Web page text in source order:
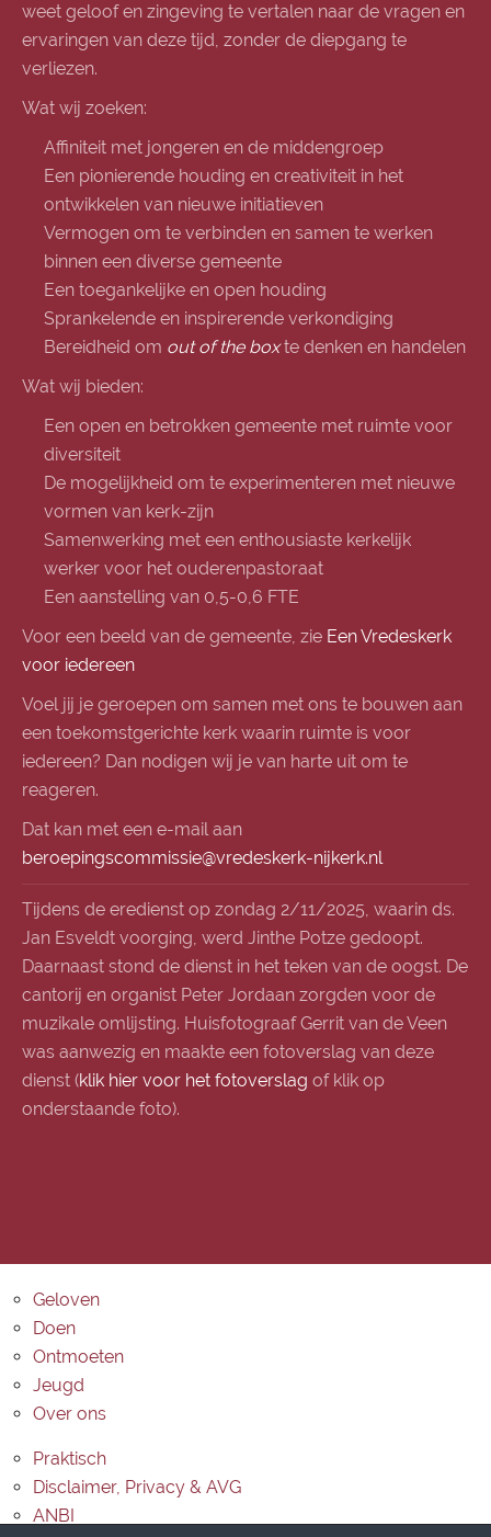
weet geloof en zingeving te vertalen naar de vragen en
ervaringen van deze tijd, zonder de diepgang te
verliezen.
Wat wij zoeken:
Affiniteit met jongeren en de middengroep
Een pionierende houding en creativiteit in het
ontwikkelen van nieuwe initiatieven
Vermogen om te verbinden en samen te werken
binnen een diverse gemeente
Een toegankelijke en open houding
Sprankelende en inspirerende verkondiging
Bereidheid om out of the boxte denken en handelen
Wat wij bieden:
Een open en betrokken gemeente met ruimte voor
diversiteit
De mogelijkheid om te experimenteren met nieuwe
vormen van kerk-zijn
Samenwerking met een enthousiaste kerkelijk
werker voor het ouderenpastoraat
Een aanstelling van 0,5-0,6 FTE
Voor een beeld van de gemeente, zie Een Vredeskerk
voor iedereen
Voel jij je geroepen om samen met ons te bouwen aan
een toekomstgerichte kerk waarin ruimte is voor
iedereen? Dan nodigen wij je van harte uit om te
reageren.
Dat kan met een e-mail aan
beroepingscommissie@vredeskerk-nijkerk.nl
Tijdens de eredienst op zondag 2/11/2025, waarin ds.
Jan Esveldt voorging, werd Jinthe Potze gedoopt.
Daarnaast stond de dienst in het teken van de oogst. De
cantorij en organist Peter Jordaan zorgden voor de
muzikale omlijsting. Huisfotograaf Gerrit van de Veen
was aanwezig en maakte een fotoverslag van deze
dienst (klik hier voor het fotoverslag of klik op
onderstaande foto).
Geloven
Doen
Ontmoeten
Jeugd
Over ons
Praktisch
Disclaimer, Privacy & AVG
ANBI